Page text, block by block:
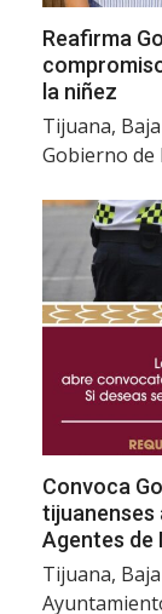
Reafirma
la niñez
Tijuana,
Gobierno de
Convoca
tijuanenses
Agentes de
Tijuana,